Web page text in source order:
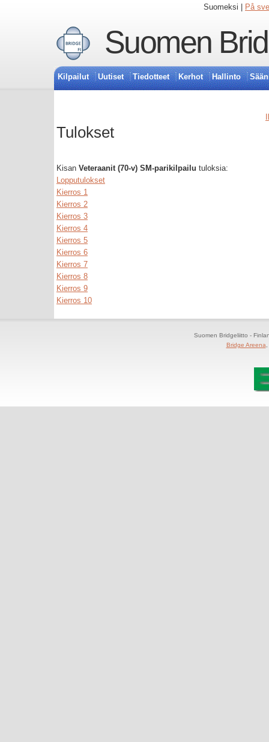
Suomeksi | På
Suomen
Kilpailut Uutiset Tiedotteet Kerhot Hallinto
Tulokset
Kisan Veteraanit (70-v) SM-parikilpailu tuloksia:
Lopputulokset
Kierros 1
Kierros 2
Kierros 3
Kierros 4
Kierros 5
Kierros 6
Kierros 7
Kierros 8
Kierros 9
Kierros 10
Suomen Bridgeliitto -
Bridge Areena